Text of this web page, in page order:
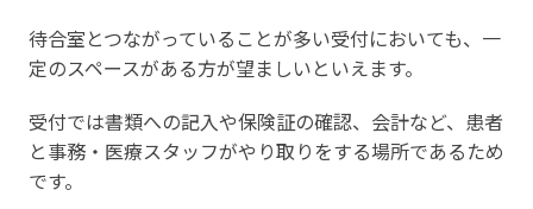
待合室とつながっていることが多い受付においても、一
定のスペースがある方が望ましいといえます。
受付では書類への記入や保険証の確認、会計など、患者
と事務・医療スタッフがやり取りをする場所であるため
です。